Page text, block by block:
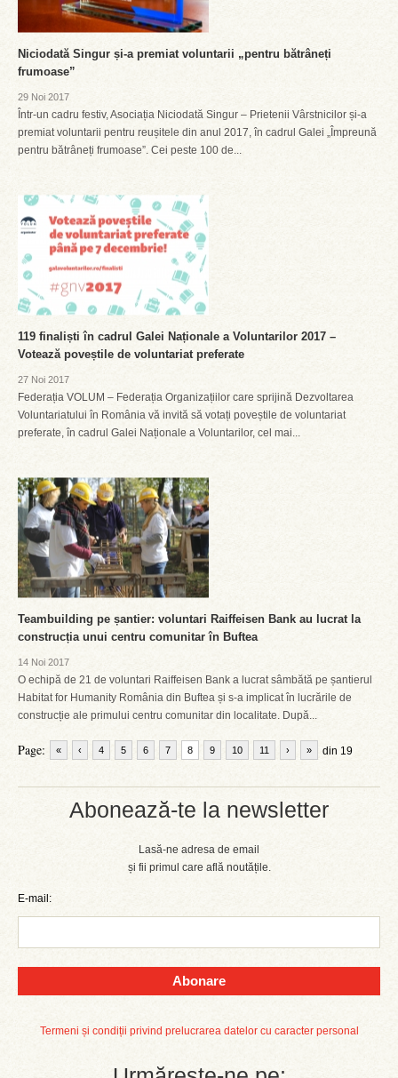
Abonează-te la newsletter
Lasă-ne adresa de email
și fii primul care află noutățile.
E-mail:
Abonare
Termeni și condiții privind prelucrarea datelor cu caracter personal
Niciodată Singur și-a premiat voluntarii „pentru bătrâneți
frumoase”
29 Noi 2017
Într-un cadru festiv, Asociația Niciodată Singur – Prietenii Vârstnicilor și-a
premiat voluntarii pentru reușitele din anul 2017, în cadrul Galei „Împreună
pentru bătrâneți frumoase”. Cei peste 100 de...
119 finaliști în cadrul Galei Naționale a Voluntarilor 2017 –
Votează poveștile de voluntariat preferate
27 Noi 2017
Federația VOLUM – Federația Organizațiilor care sprijină Dezvoltarea
Voluntariatului în România vă invită să votați poveștile de voluntariat
preferate, în cadrul Galei Naționale a Voluntarilor, cel mai...
Teambuilding pe șantier: voluntari Raiffeisen Bank au lucrat la
construcția unui centru comunitar în Buftea
14 Noi 2017
O echipă de 21 de voluntari Raiffeisen Bank a lucrat sâmbătă pe șantierul
Habitat for Humanity România din Buftea și s-a implicat în lucrările de
construcție ale primului centru comunitar din localitate. După...
Page: « ‹ 4 5 6 7 8 9 10 11 din 19
› »